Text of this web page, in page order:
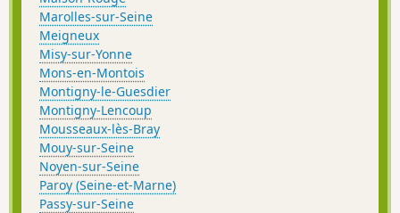
Marolles-sur-Seine
Meigneux
Misy-sur-Yonne
Mons-en-Montois
Montigny-le-Guesdier
Montigny-Lencoup
Mousseaux-lès-Bray
Mouy-sur-Seine
Noyen-sur-Seine
Paroy (Seine-et-Marne)
Passy-sur-Seine